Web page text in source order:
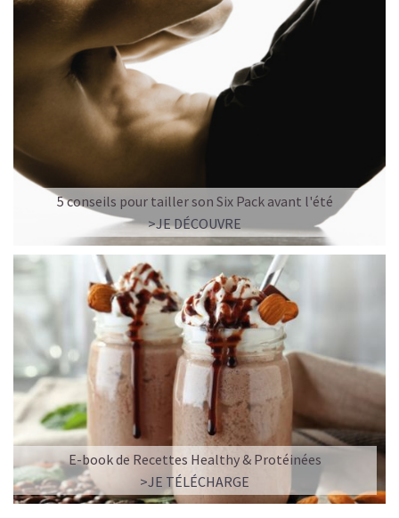
5 conseils pour tailler son Six Pack avant l'été
>JE DÉCOUVRE
E-book de Recettes Healthy & Protéinées
>JE TÉLÉCHARGE